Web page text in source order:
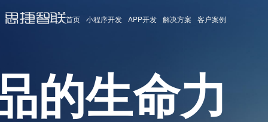
首页 小程序开发 APP开发 解决方案 客户案例
的生命力